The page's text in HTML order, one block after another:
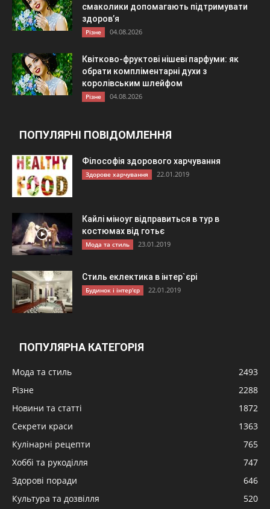
смаколики допомагають підтримувати
здоров’я
Різне 04.08.2026
Квітково-фруктові нішеві парфуми: як
обрати компліментарні духи з
королівським шлейфом
Різне 04.08.2026
ПОПУЛЯРНІ ПОВІДОМЛЕННЯ
Філософія здорового харчування
Здорове харчування 22.01.2019
Кайлі міноуг відправиться в тур в
костюмах від готьє
Мода та стиль 23.01.2019
Стиль еклектика в інтер`єрі
Будинок і інтер'єр 22.01.2019
ПОПУЛЯРНА КАТЕГОРІЯ
Мода та стиль
2493
Різне
2288
Новини та статті
1872
Секрети краси
1363
Кулінарні рецепти
765
Хоббі та рукоділля
747
Здорові поради
646
Культура та дозвілля
520